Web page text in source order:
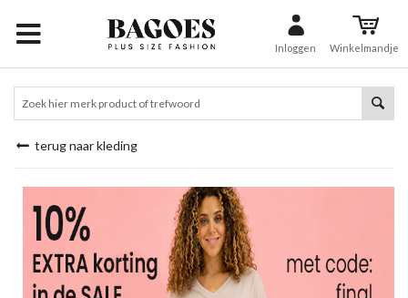
Inloggen Winkelmandje
terug naar kleding